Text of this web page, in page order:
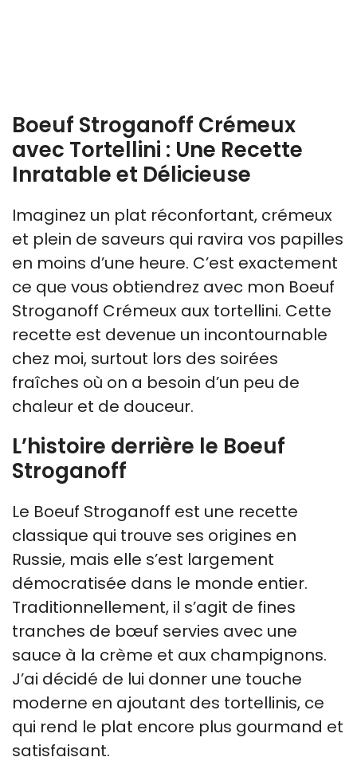
Boeuf Stroganoff Crémeux
avec Tortellini : Une Recette
Inratable et Délicieuse
Imaginez un plat réconfortant, crémeux
et plein de saveurs qui ravira vos papilles
en moins d’une heure. C’est exactement
ce que vous obtiendrez avec mon Boeuf
Stroganoff Crémeux aux tortellini. Cette
recette est devenue un incontournable
chez moi, surtout lors des soirées
fraîches où on a besoin d’un peu de
chaleur et de douceur.
L’histoire derrière le Boeuf
Stroganoff
Le Boeuf Stroganoff est une recette
classique qui trouve ses origines en
Russie, mais elle s’est largement
démocratisée dans le monde entier.
Traditionnellement, il s’agit de fines
tranches de bœuf servies avec une
sauce à la crème et aux champignons.
J’ai décidé de lui donner une touche
moderne en ajoutant des tortellinis, ce
qui rend le plat encore plus gourmand et
satisfaisant.